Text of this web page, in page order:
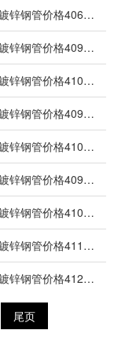
管价格3350/吨 脚手架钢管价格3330/吨
管价格3355/吨 脚手架钢管价格3335/吨
管价格3360/吨 脚手架钢管价格3340/吨
管价格3355/吨 脚手架钢管价格3335/吨
管价格3360/吨 脚手架钢管价格3340/吨
价格.3350/吨 脚手架钢管价格-19.665/吨
管价格3360/吨 脚手架钢管价格3340/吨
价格3365/吨 脚手架钢管价格3345/吨
管价格3370/吨 脚手架钢管价格3350/吨
尾页